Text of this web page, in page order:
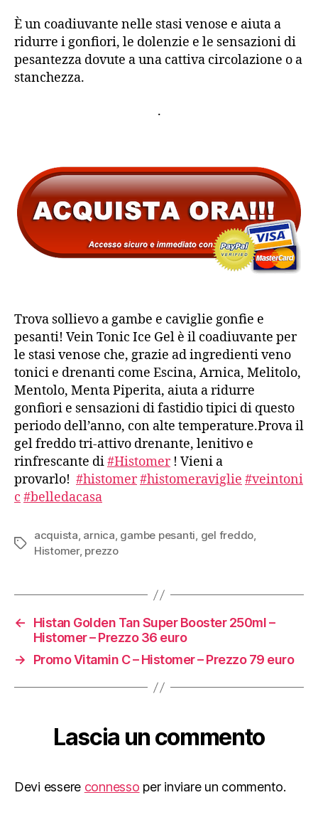
È un coadiuvante nelle stasi venose e aiuta a
ridurre i gonfiori, le dolenzie e le sensazioni di
pesantezza dovute a una cattiva circolazione o a
stanchezza.
.
Trova sollievo a gambe e caviglie gonfie e
pesanti! Vein Tonic Ice Gel è il coadiuvante per
le stasi venose che, grazie ad ingredienti veno
tonici e drenanti come Escina, Arnica, Melitolo,
Mentolo, Menta Piperita, aiuta a ridurre
gonfiori e sensazioni di fastidio tipici di questo
periodo dell’anno, con alte temperature.Prova il
gel freddo tri-attivo drenante, lenitivo e
rinfrescante di#Histomer! Vieni a
provarlo! #histomer#histomeraviglie #veintoni
c #belledacasa
Tag
acquista, arnica, gambe pesanti, gel freddo,
Histomer, prezzo
←
Histan Golden Tan Super Booster 250ml –
Histomer – Prezzo 36 euro
→
Promo Vitamin C – Histomer – Prezzo 79 euro
Lascia un commento
Devi essere connesso per inviare un commento.